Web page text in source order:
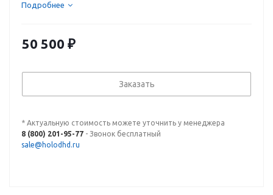
Подробнее
50 500 ₽
Заказать
* Актуальную стоимость можете уточнить у менеджера
8 (800) 201-95-77 - Звонок бесплатный
sale@holodhd.ru